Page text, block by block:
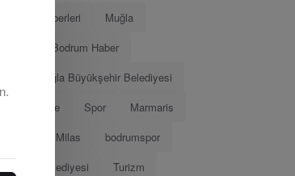
Bodrum Haberleri
Muğla
Bodrum Haber
Muğla Büyükşehir Belediyesi
Menteşe Spor
Marmaris
Milas
bodrumspor
Marmaris Belediyesi
Turizm